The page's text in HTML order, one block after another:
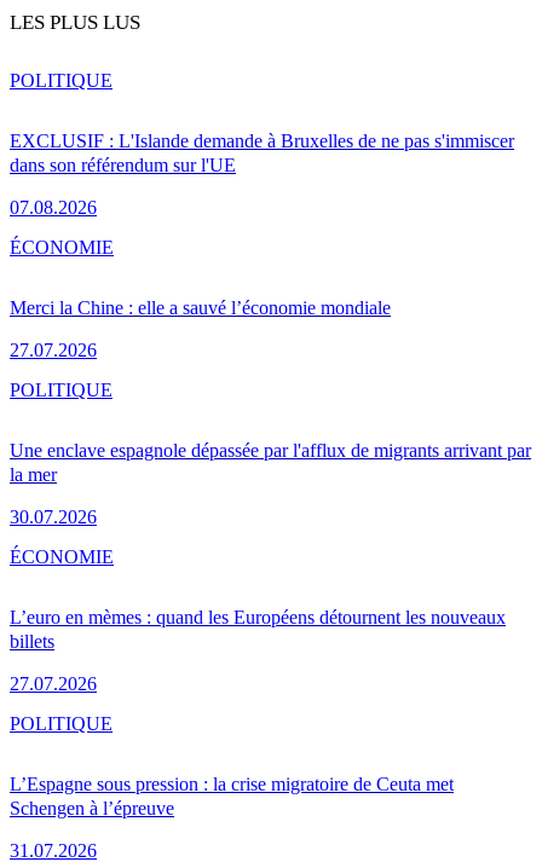
LES PLUS LUS
EXCLUSIF : L'Islande demande à Bruxelles de ne pas s'immiscer
dans son référendum sur l'UE
07.08.2026
POLITIQUE
Merci la Chine : elle a sauvé l’économie mondiale
27.07.2026
ÉCONOMIE
Une enclave espagnole dépassée par l'afflux de migrants arrivant par
la mer
30.07.2026
POLITIQUE
L’euro en mèmes : quand les Européens détournent les nouveaux
billets
27.07.2026
ÉCONOMIE
L’Espagne sous pression : la crise migratoire de Ceuta met
Schengen à l’épreuve
31.07.2026
POLITIQUE